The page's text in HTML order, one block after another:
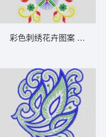
彩色刺绣花卉图案 植物花